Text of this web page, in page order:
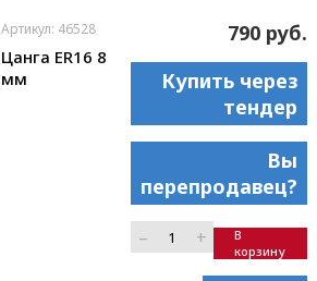
Артикул: 46528
Цанга ER16 8
мм
790 руб.
Купить через
тендер
Вы
перепродавец?
– +
В
корзину